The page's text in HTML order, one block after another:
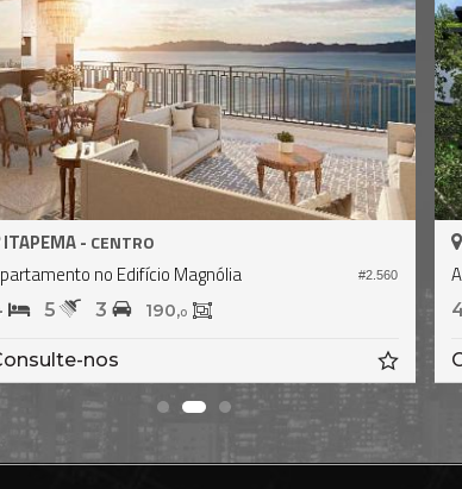
#1.819
ITAPEMA -CENTRO
Apartamento no Edifício Arnou T. de Melo
4 5 3 190, 0
Consulte-nos